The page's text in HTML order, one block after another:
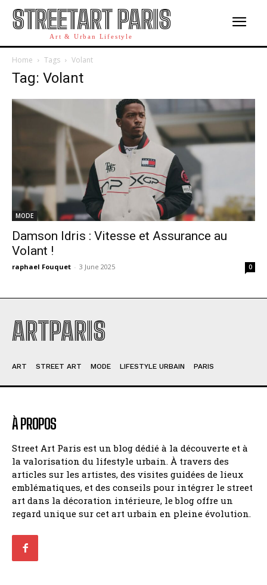
STREETART PARIS
Art & Urban Lifestyle
Home Tags Volant
Tag: Volant
MODE
Damson Idris : Vitesse et Assurance au
Volant !
raphael Fouquet - 3 June 2025 0
ARTPARIS
ART STREET ART MODE LIFESTYLE URBAIN PARIS
À PROPOS
Street Art Paris est un blog dédié à la découverte et à
la valorisation du lifestyle urbain. À travers des
articles sur les artistes, des visites guidées de lieux
emblématiques, et des conseils pour intégrer le street
art dans la décoration intérieure, le blog offre un
regard unique sur cet art urbain en pleine évolution.